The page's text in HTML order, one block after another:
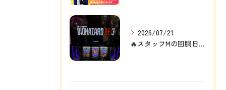
2026/07/21
🔥スタッフMの回胴日記🔥